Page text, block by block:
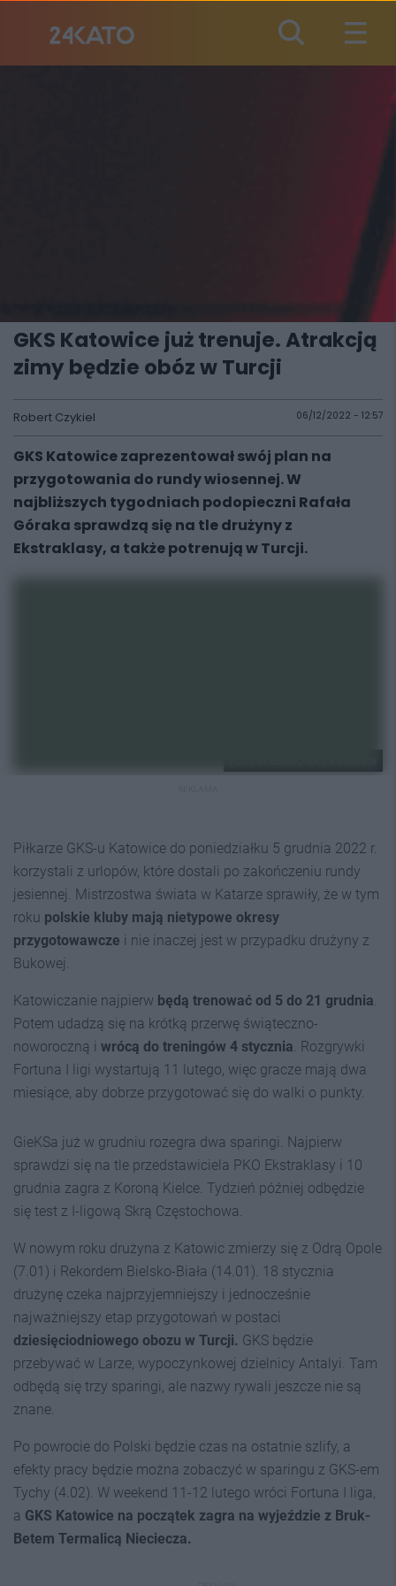
GKS Katowice już trenuje. Atrakcją
zimy będzie obóz w Turcji
Robert Czykiel 06/12/2022 - 12:57
GKS Katowice zaprezentował swój plan na
przygotowania do rundy wiosennej. W
najbliższych tygodniach podopieczni Rafała
Góraka sprawdzą się na tle drużyny z
Ekstraklasy, a także potrenują w Turcji.
Piłkarze GKS-u Katowice do poniedziałku 5 grudnia 2022 r.
korzystali z urlopów, które dostali po zakończeniu rundy
jesiennej. Mistrzostwa świata w Katarze sprawiły, że w tym
roku polskie kluby mają nietypowe okresy
przygotowawcze i nie inaczej jest w przypadku drużyny z
Bukowej.
Katowiczanie najpierw będą trenować od 5 do 21 grudnia
Potem udadzą się na krótką przerwę świąteczno-
noworoczną i wrócą do treningów 4 stycznia . Rozgrywki
Fortuna I ligi wystartują 11 lutego, więc gracze mają dwa
miesiące, aby dobrze przygotować się do walki o punkty.
GieKSa już w grudniu rozegra dwa sparingi. Najpierw
sprawdzi się na tle przedstawiciela PKO Ekstraklasy i 10
grudnia zagra z Koroną Kielce. Tydzień później odbędzie
się test z I-ligową Skrą Częstochowa.
W nowym roku drużyna z Katowic zmierzy się z Odrą Opole
(7.01) i Rekordem Bielsko-Biała (14.01). 18 stycznia
drużynę czeka najprzyjemniejszy i jednocześnie
najważniejszy etap przygotowań w postaci
dziesięciodniowego obozu w Turcji. GKS będzie
przebywać w Larze, wypoczynkowej dzielnicy Antalyi. Tam
odbędą się trzy sparingi, ale nazwy rywali jeszcze nie są
znane.
Po powrocie do Polski będzie czas na ostatnie szlify, a
efekty pracy będzie można zobaczyć w sparingu z GKS-em
Tychy (4.02). W weekend 11-12 lutego wróci Fortuna I liga,
a GKS Katowice na początek zagra na wyjeździe z Bruk-
Betem Termalicą Nieciecza.